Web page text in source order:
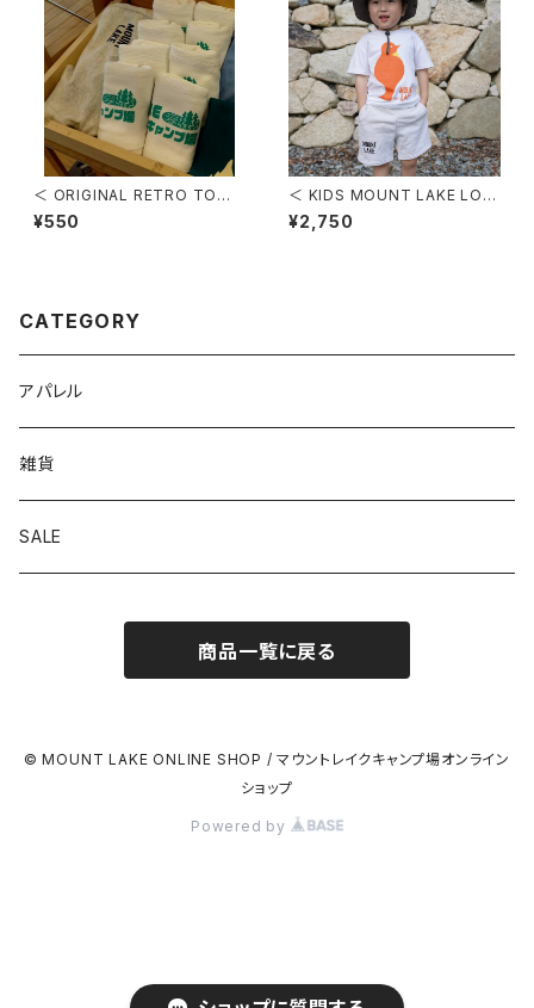
＜ ORIGINAL RETRO TOWE
L ＞ オリジナルレトロ温泉タ
オル
¥550
＜ KIDS MOUNT LAKE LOG
O SWEAT SHORTS ＞ キッ
ズマウントレイクロゴスウェット
¥2,750
CATEGORY
アパレル
雑貨
SALE
商品一覧に戻る
© MOUNT LAKE ONLINE SHOP / マウントレイクキャンプ場オンライン
ショップ
Powered by